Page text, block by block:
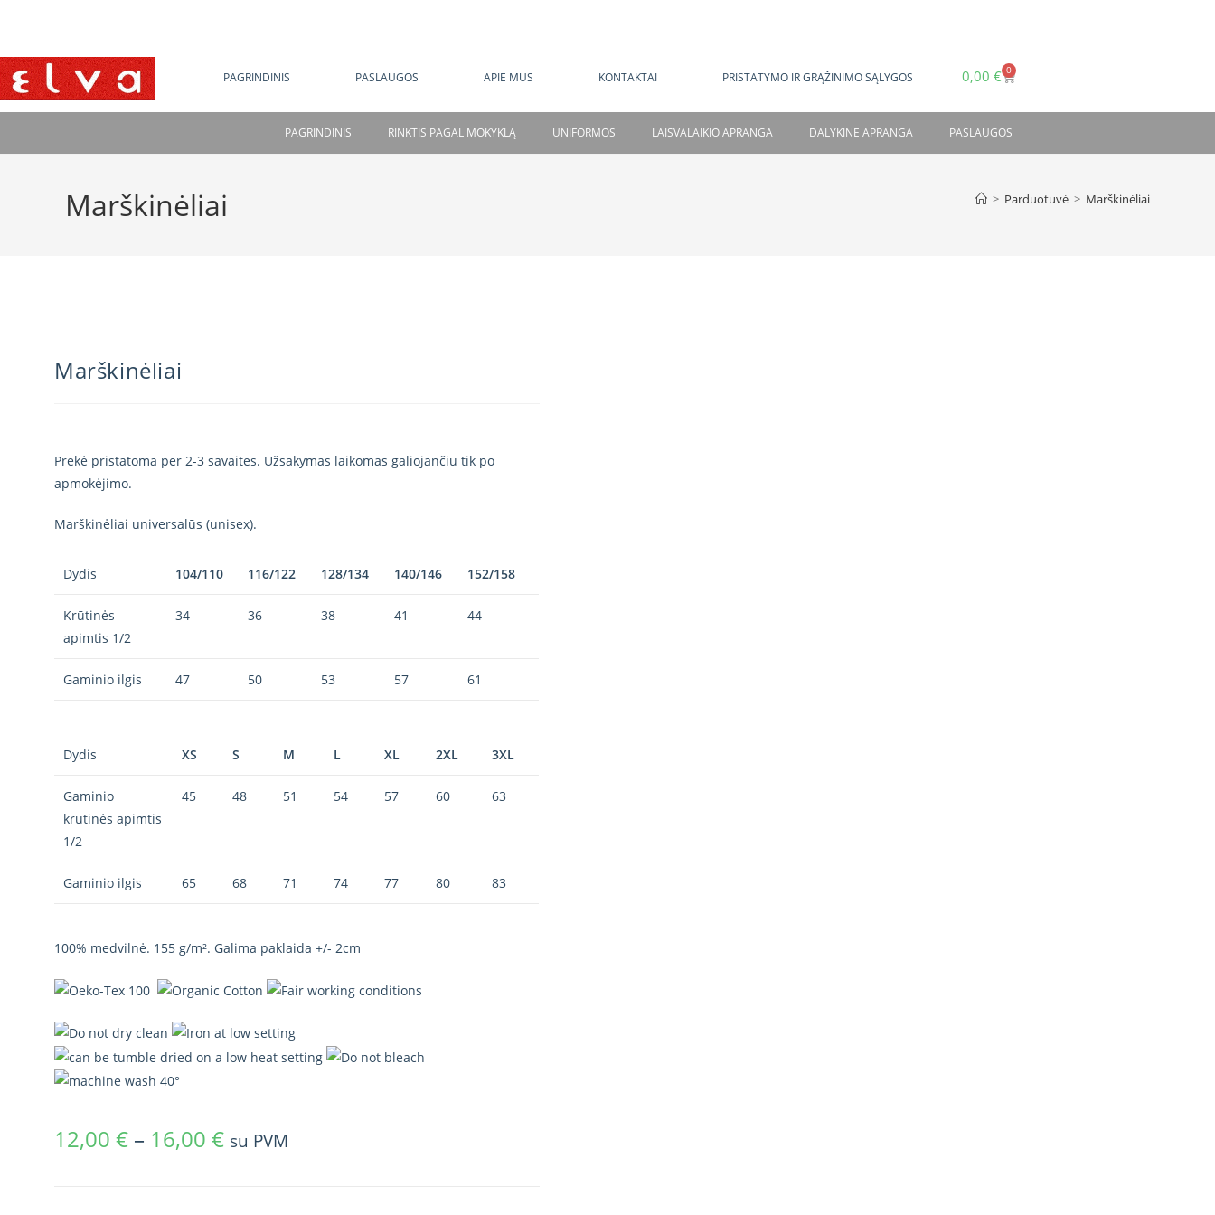
PAGRINDINIS PASLAUGOS APIE MUS KONTAKTAI PRISTATYMO IR GRĄŽINIMO SĄLYGOS 0,00 € 0
PAGRINDINIS RINKTIS PAGAL MOKYKLĄ UNIFORMOS LAISVALAIKIO APRANGA DALYKINĖ APRANGA PASLAUGOS
Marškinėliai > Parduotuvė > Marškinėliai
Marškinėliai
Prekė pristatoma per 2-3 savaites. Užsakymas laikomas galiojančiu tik po
apmokėjimo.
Marškinėliai universalūs (unisex).
Dydis 104/110 116/122 128/134 140/146 152/158
Krūtinės
apimtis 1/2
34 36 38 41 44
Gaminio ilgis 47 50 53 57 61
Dydis XS S M L XL 2XL 3XL
Gaminio
krūtinės apimtis
1/2
45 48 51 54 57 60 63
Gaminio ilgis 65 68 71 74 77 80 83
100% medvilnė. 155 g/m². Galima paklaida +/- 2cm
12,00 € – 16,00 € su PVM